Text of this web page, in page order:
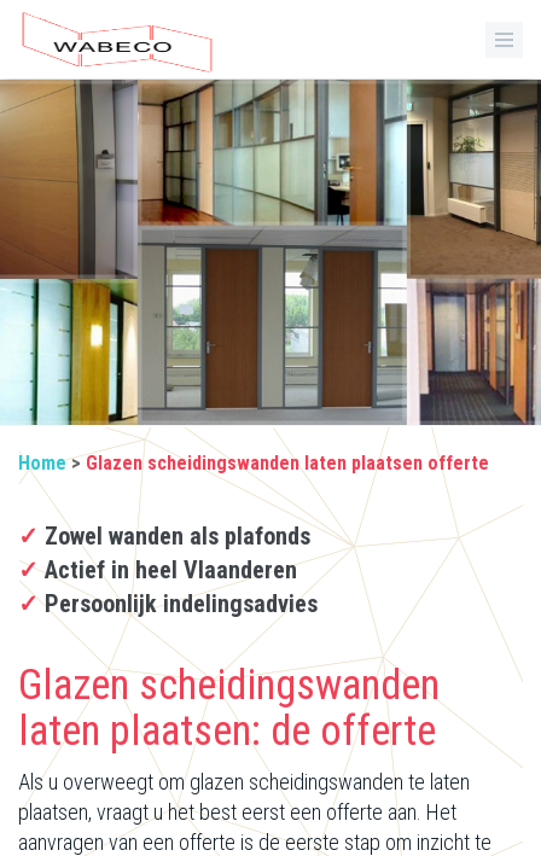
Home>Glazen scheidingswanden laten plaatsen offerte
✓ Zowel wanden als plafonds
✓Actief in heel Vlaanderen
✓Persoonlijk indelingsadvies
Glazen scheidingswanden
laten plaatsen: de offerte
Als u overweegt om glazen scheidingswanden te laten
plaatsen, vraagt u het best eerst een offerte aan. Het
aanvragen van een offerte is de eerste stap om inzicht te